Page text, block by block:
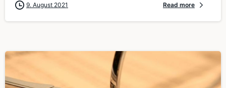
9. August 2021 Read more